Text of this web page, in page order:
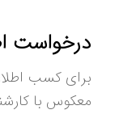
درخواست
برای کسب
معکوس با